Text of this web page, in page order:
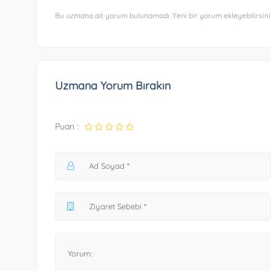
Bu uzmana ait yorum bulunamadı. Yeni bir yorum
Uzmana Yorum Bırakın
Puan :